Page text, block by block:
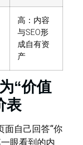
高：内容
与SEO形
成自有资
产
“价值
表
面自己回答“你
眼看到的内